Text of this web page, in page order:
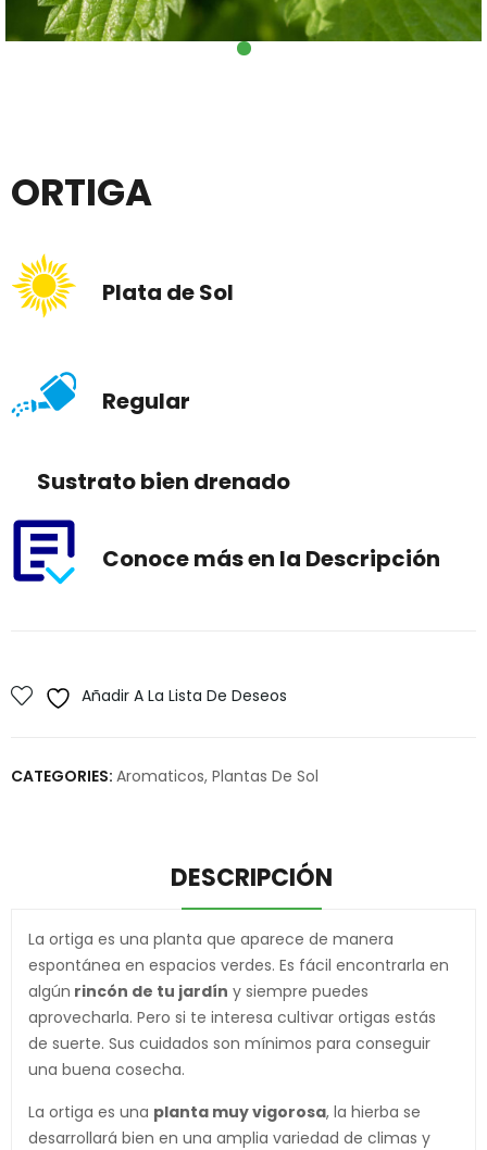
ORTIGA
Plata de Sol
Regular
Sustrato bien drenado
Conoce más en la Descripción
Añadir A La Lista De Deseos
CATEGORIES: Aromaticos, Plantas De Sol
DESCRIPCIÓN
La ortiga es una planta que aparece de manera
espontánea en espacios verdes. Es fácil encontrarla en
algún rincón de tu jardín y siempre puedes
aprovecharla. Pero si te interesa cultivar ortigas estás
de suerte. Sus cuidados son mínimos para conseguir
una buena cosecha.
La ortiga es una planta muy vigorosa, la hierba se
desarrollará bien en una amplia variedad de climas y